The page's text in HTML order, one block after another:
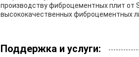
производству фиброцементных плит от
высококачественных фиброцементных
Поддержка и услуги: